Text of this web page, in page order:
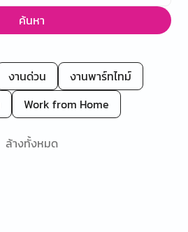
ค้นหา
งานด่วน
งานพาร์ทไทม์
Work from Home
ล้างทั้งหมด